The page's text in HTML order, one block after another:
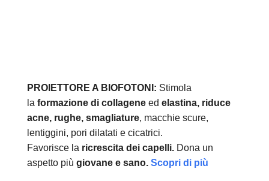
PROIETTORE A BIOFOTONI: Stimola
la formazione di collagene ed elastina, riduce
acne, rughe, smagliature, macchie scure,
lentiggini, pori dilatati e cicatrici.
Favorisce la ricrescita dei capelli. Dona un
aspetto più giovane e sano. Scopri di più